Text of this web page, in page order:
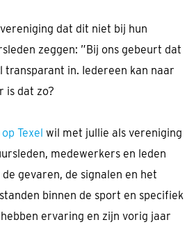
dat dit niet bij hun
zeggen: ”Bij ons gebeurt dat
transparant in. Iedereen kan naar
is dat zo?
Texel wil met jullie als vereniging
medewerkers en leden
gevaren, de signalen en het
binnen de sport en specifiek
ervaring en zijn vorig jaar